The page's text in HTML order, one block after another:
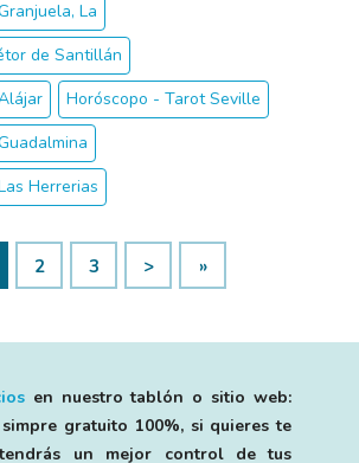
La
de Santillán
Horóscopo - Tarot Seville
Herrerias
2 3 > »
en nuestro tablón o sitio web:
simpre gratuito 100%, si quieres te
un mejor control de tus